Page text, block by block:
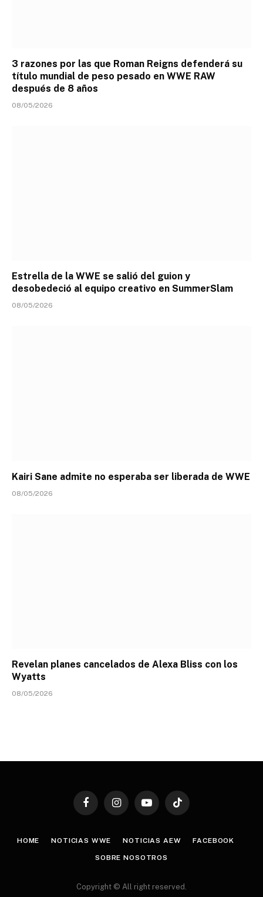
3 razones por las que Roman Reigns defenderá su
título mundial de peso pesado en WWE RAW
después de 8 años
08/05/2026
Estrella de la WWE se salió del guion y
desobedeció al equipo creativo en SummerSlam
08/05/2026
Kairi Sane admite no esperaba ser liberada de WWE
08/05/2026
Revelan planes cancelados de Alexa Bliss con los
Wyatts
08/05/2026
FacebookInstagramYouTubeTikTok
HOME NOTICIAS WWE NOTICIAS AEW FACEBOOK
SOBRE NOSOTROS
Copyright © All right reserved.